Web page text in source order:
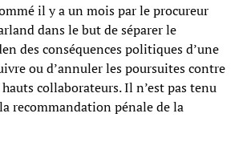
il y a un mois par le procureur
dans le but de séparer le
des conséquences politiques d’une
ou d’annuler les poursuites contre
collaborateurs. Il n’est pas tenu
recommandation pénale de la